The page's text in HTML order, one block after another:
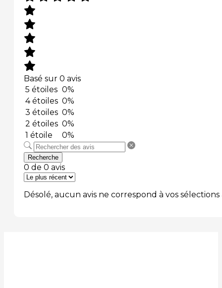
Basé sur 0 avis
5 étoiles 0%
4 étoiles 0%
3 étoiles 0%
2 étoiles 0%
1 étoile
0%
Recherche
0 de 0 avis
Désolé, aucun avis ne correspond à vos